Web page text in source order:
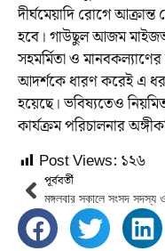
দীর্ঘমেয়াদি রোগে
হবে। গাউছুল আজম
সহমর্মিতা ও
আদর্শকে ধারণ করেই এ
হয়েছে। ভবিষ্যতেও
কার্যক্রম পরিচালনার
Post Views: ১২৬
পূর্ববর্তী